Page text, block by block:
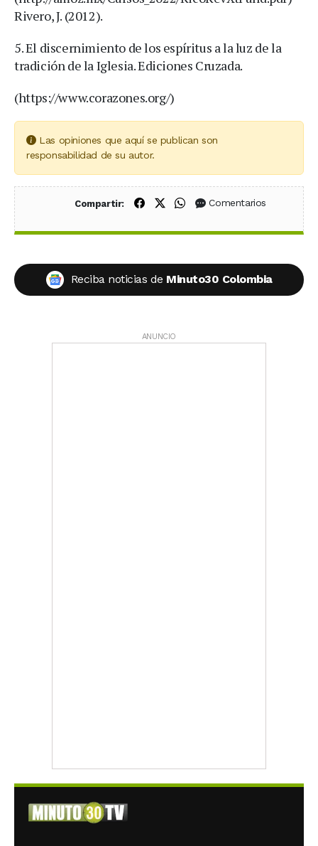
​Rivero, J. (2012).
5. El discernimiento de los espíritus a la luz de la
tradición de la Iglesia. Ediciones Cruzada.
(https://www.corazones.org/)
Las opiniones que aquí se publican son
responsabilidad de su autor.
Compartir: Compartir en Facebook
Compartir en X (Twitter)
Compartir en WhatsApp
Comentarios
Reciba noticias de Minuto30 Colombia
ANUNCIO